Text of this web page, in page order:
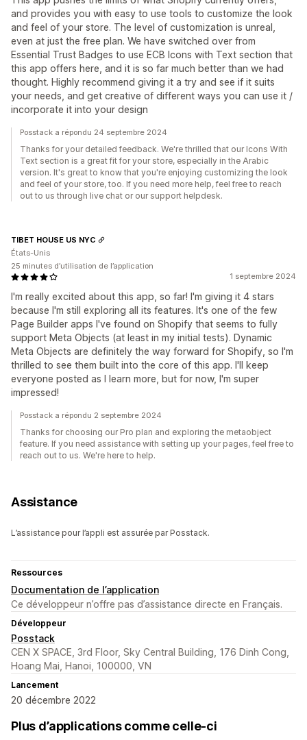
and provides you with easy to use tools to customize the look
and feel of your store. The level of customization is unreal,
even at just the free plan. We have switched over from
Essential Trust Badges to use ECB Icons with Text section that
this app offers here, and it is so far much better than we had
thought. Highly recommend giving it a try and see if it suits
your needs, and get creative of different ways you can use it /
incorporate it into your design
Posstack a répondu 24 septembre 2024
Thanks for your detailed feedback. We're thrilled that our Icons With
Text section is a great fit for your store, especially in the Arabic
version. It's great to know that you're enjoying customizing the look
and feel of your store, too. If you need more help, feel free to reach
out to us through live chat or our support helpdesk.
1 septembre 2024
I'm really excited about this app, so far! I'm giving it 4 stars
because I'm still exploring all its features. It's one of the few
Page Builder apps I've found on Shopify that seems to fully
support Meta Objects (at least in my initial tests). Dynamic
Meta Objects are definitely the way forward for Shopify, so I'm
thrilled to see them built into the core of this app. I'll keep
everyone posted as I learn more, but for now, I'm super
impressed!
TIBET HOUSE US NYC
États-Unis
25 minutes d’utilisation de l’application
Posstack a répondu 2 septembre 2024
Thanks for choosing our Pro plan and exploring the metaobject
feature. If you need assistance with setting up your pages, feel free to
reach out to us. We're here to help.
Assistance
L’assistance pour l’appli est assurée par Posstack.
Ressources
Documentation de l’application
Ce développeur n’offre pas d’assistance directe en Français.
Développeur
Posstack
CEN X SPACE, 3rd Floor, Sky Central Building, 176 Dinh Cong,
Hoang Mai, Hanoi, 100000, VN
Lancement
20 décembre 2022
Plus d’applications comme celle-ci